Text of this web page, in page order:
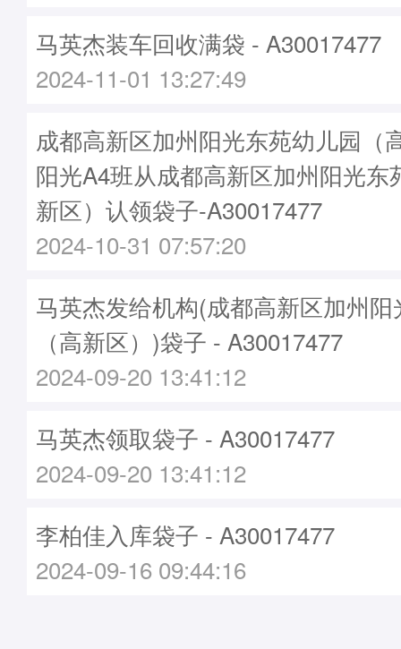
马英杰装车回收满袋 - A30017477
2024-11-01 13:27:49
成都高新区加州阳光东苑幼儿园（
阳光A4班从成都高新区加州阳光东
新区）认领袋子-A30017477
2024-10-31 07:57:20
马英杰发给机构(成都高新区加州
（高新区）)袋子 - A30017477
2024-09-20 13:41:12
马英杰领取袋子 - A30017477
2024-09-20 13:41:12
李柏佳入库袋子 - A30017477
2024-09-16 09:44:16